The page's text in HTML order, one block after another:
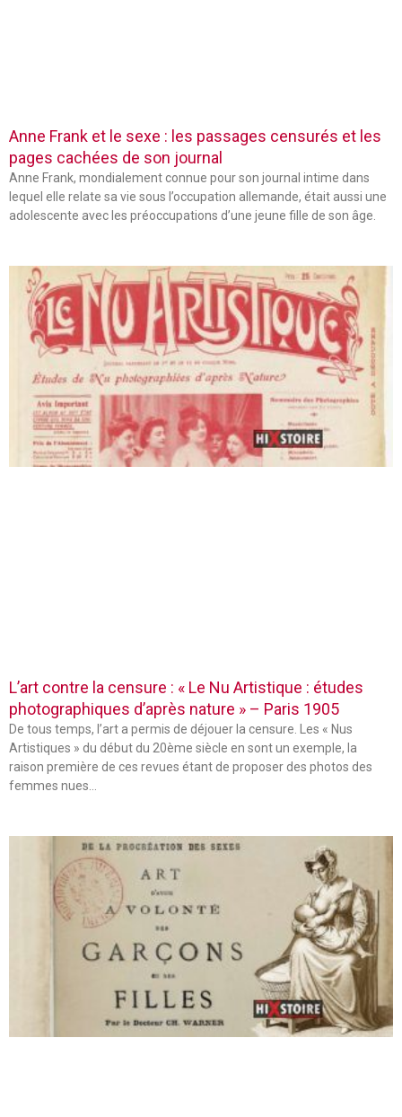
Anne Frank et le sexe : les passages censurés et les
pages cachées de son journal
Anne Frank, mondialement connue pour son journal intime dans
lequel elle relate sa vie sous l’occupation allemande, était aussi une
adolescente avec les préoccupations d’une jeune fille de son âge.
L’art contre la censure : « Le Nu Artistique : études
photographiques d’après nature » – Paris 1905
De tous temps, l’art a permis de déjouer la censure. Les « Nus
Artistiques » du début du 20ème siècle en sont un exemple, la
raison première de ces revues étant de proposer des photos des
femmes nues…